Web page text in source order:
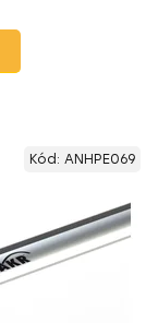
Kód: ANHPE069